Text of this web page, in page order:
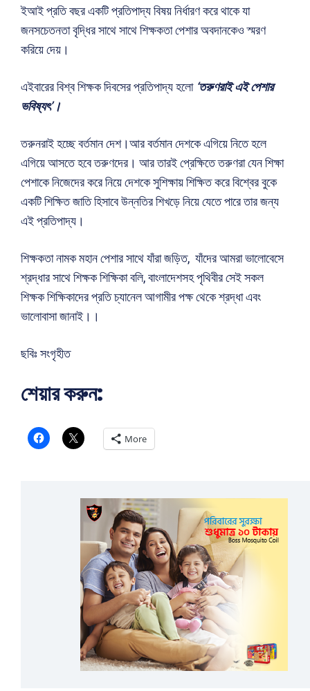
ইআই প্রতি বছর একটি প্রতিপাদ্য বিষয় নির্ধারণ করে থাকে যা
জনসচেতনতা বৃদ্ধির সাথে সাথে শিক্ষকতা পেশার অবদানকেও স্মরণ
করিয়ে দেয়।
এইবারের বিশ্ব শিক্ষক দিবসের প্রতিপাদ্য হলো ‘তরুণরাই এই পেশার
ভবিষ্যৎ’।
তরুনরাই হচ্ছে বর্তমান দেশ।আর বর্তমান দেশকে এগিয়ে নিতে হলে
এগিয়ে আসতে হবে তরুণদের। আর তারই প্রেক্ষিতে তরুণরা যেন শিক্ষা
পেশাকে নিজেদের করে নিয়ে দেশকে সুশিক্ষায় শিক্ষিত করে বিশ্বের বুকে
একটি শিক্ষিত জাতি হিসাবে উন্নতির শিখড়ে নিয়ে যেতে পারে তার জন্য
এই প্রতিপাদ্য।
শিক্ষকতা নামক মহান পেশার সাথে যাঁরা জড়িত, যাঁদের আমরা ভালোবেসে
শ্রদ্ধার সাথে শিক্ষক শিক্ষিকা বলি, বাংলাদেশসহ পৃথিবীর সেই সকল
শিক্ষক শিক্ষিকাদের প্রতি চ্যানেল আগামীর পক্ষ থেকে শ্রদ্ধা এবং
ভালোবাসা জানাই।।
ছবিঃ সংগৃহীত
শেয়ার করুন:
More